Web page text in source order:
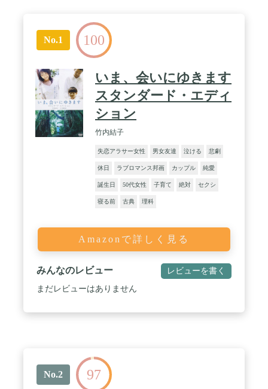
No.1 100
いま、会いにゆきます
スタンダード・エディ
ション
竹内結子
失恋アラサー女性 男女友達 泣ける 悲劇
休日 ラブロマンス邦画 カップル 純愛
誕生日 50代女性 子育て 絶対 セクシ
寝る前 古典 理科
Amazonで詳しく見る
みんなのレビュー レビューを書く
まだレビューはありません
No.2 97